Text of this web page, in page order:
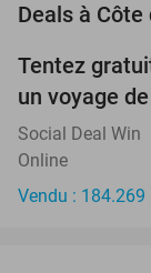
Deals à Côte
Tentez
un voyage
Social Deal Win
Online
Vendu : 184.269